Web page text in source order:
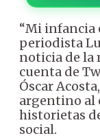
“Mi infancia
periodista
noticia de la
cuenta de
Óscar
argentino al
historietas
social.